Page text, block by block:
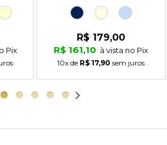
Pix
R$ 179,00
R$ 161,10 à vista no Pix
10x de R$ 17,90 sem juros